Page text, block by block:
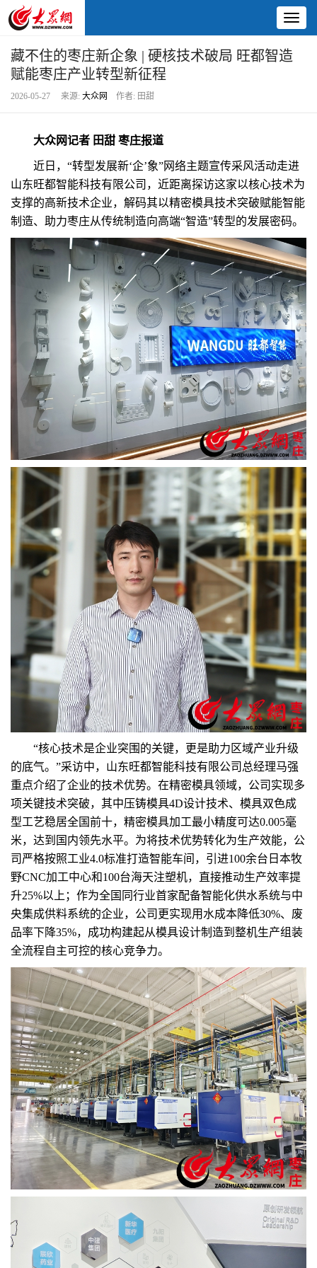
藏不住的枣庄新企象 | 硬核技术破局 旺都智造
赋能枣庄产业转型新征程
2026-05-27 来源: 大众网 作者: 田甜
大众网记者 田甜 枣庄报道
近日，“转型发展新‘企’象”网络主题宣传采风活动走进
山东旺都智能科技有限公司，近距离探访这家以核心技术为
支撑的高新技术企业，解码其以精密模具技术突破赋能智能
制造、助力枣庄从传统制造向高端“智造”转型的发展密码。
“核心技术是企业突围的关键，更是助力区域产业升级
的底气。”采访中，山东旺都智能科技有限公司总经理马强
重点介绍了企业的技术优势。在精密模具领域，公司实现多
项关键技术突破，其中压铸模具4D设计技术、模具双色成
型工艺稳居全国前十，精密模具加工最小精度可达0.005毫
米，达到国内领先水平。为将技术优势转化为生产效能，公
司严格按照工业4.0标准打造智能车间，引进100余台日本牧
野CNC加工中心和100台海天注塑机，直接推动生产效率提
升25%以上；作为全国同行业首家配备智能化供水系统与中
央集成供料系统的企业，公司更实现用水成本降低30%、废
品率下降35%，成功构建起从模具设计制造到整机生产组装
全流程自主可控的核心竞争力。